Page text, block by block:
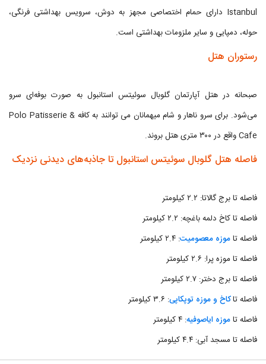
Istanbul دارای حمام اختصاصی مجهز به دوش، سرویس بهداشتی فرنگی،
حوله، دمپایی و سایر ملزومات بهداشتی است.
رستوران هتل
صبحانه در هتل آپارتمان گلوبال سوئیتس استانبول به صورت بوفه‌ای سرو
می‌شود. برای سرو ناهار و شام میهمانان می توانند به کافه Polo Patisserie &
Cafe واقع در ۳۰۰ متری هتل بروند.
فاصله هتل گلوبال سوئیتس استانبول تا جاذبه‌های دیدنی نزدیک
فاصله تا برج گالاتا: ۲.۲ کیلومتر
فاصله تا کاخ دلمه باغچه: ۲.۲ کیلومتر
فاصله تاموزه معصومیت: ۲.۴ کیلومتر
فاصله تا موزه پرا: ۲.۶ کیلومتر
فاصله تا برج دختر: ۲.۷ کیلومتر
فاصله تاکاخ و موزه توپکاپی: ۳.۶ کیلومتر
فاصله تاموزه ایاصوفیه: ۴ کیلومتر
فاصله تا مسجد آبی: ۴.۴ کیلومتر